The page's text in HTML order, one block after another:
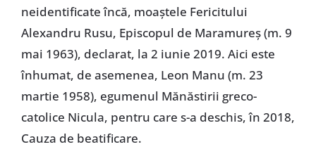
neidentificate încă, moaștele Fericitului
Alexandru Rusu, Episcopul de Maramureș (m. 9
mai 1963), declarat, la 2 iunie 2019. Aici este
înhumat, de asemenea, Leon Manu (m. 23
martie 1958), egumenul Mănăstirii greco-
catolice Nicula, pentru care s-a deschis, în 2018,
Cauza de beatificare.